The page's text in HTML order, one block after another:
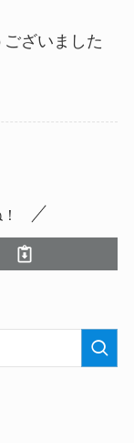
ざいました